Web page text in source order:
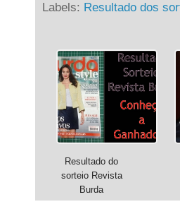
Labels: Resultado dos
Resultado do
sorteio Revista
Burda